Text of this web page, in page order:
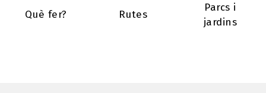
Què fer? Rutes
Parcs i
jardins